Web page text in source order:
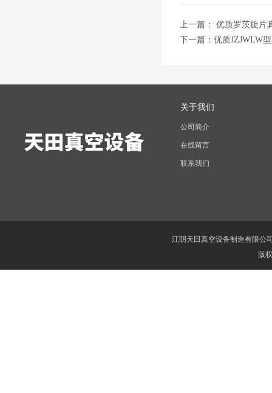
上一篇： 优质罗茨旋片
下一篇： 优质JZJWLW
关于我们
公司简介
在线留言
联系我们
江阴天田真空设备制造有限公
版